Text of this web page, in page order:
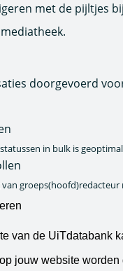
met de pijltjes
doorgevoerd
in bulk is
groeps(hoofd)redacteur
van de UiTdatabank
jouw website